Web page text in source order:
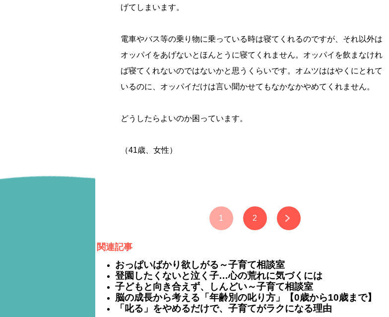
げてしまいます。
電車やバス等の乗り物に乗っている時は寝てくれるのですが、それ以外は
オッパイをあげないとほんとうに寝てくれません。オッパイを飲まなけれ
ば寝てくれないのではないかと思うくらいです。オムツははやくにとれて
いるのに、オッパイだけは言い聞かせてもなかなかやめてくれません。
どうしたらよいのか困っています。
（41歳、女性）
1 2
関連記事
おっぱいばかり欲しがる～子育て相談室
登園したくないと泣く子…心の荒れに気づくには
子どもと向き合えず、しんどい～子育て相談室
脳の成長から考える「年齢別の叱り方」【0歳から10歳まで】
「叱る」をやめるだけで、子育てがラクになる理由